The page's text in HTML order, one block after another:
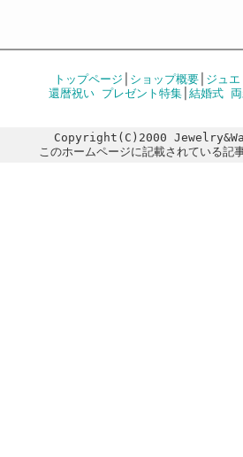
トップページ ショップ概要│ ジュ
還暦祝い プレゼント特集 結婚式
Copyright(C)2000
このホームページに記載されている記